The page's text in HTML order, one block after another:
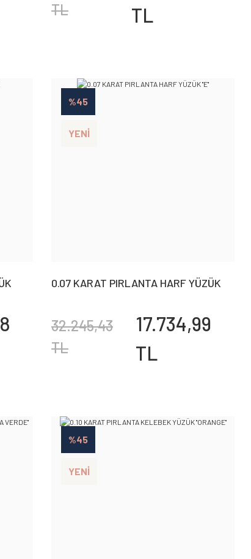
TL
TL
%45
YENİ
0.07 KARAT PIRLANTA HARF YÜZÜK
32.245,43
TL
17.734,99
TL
%45
YENİ